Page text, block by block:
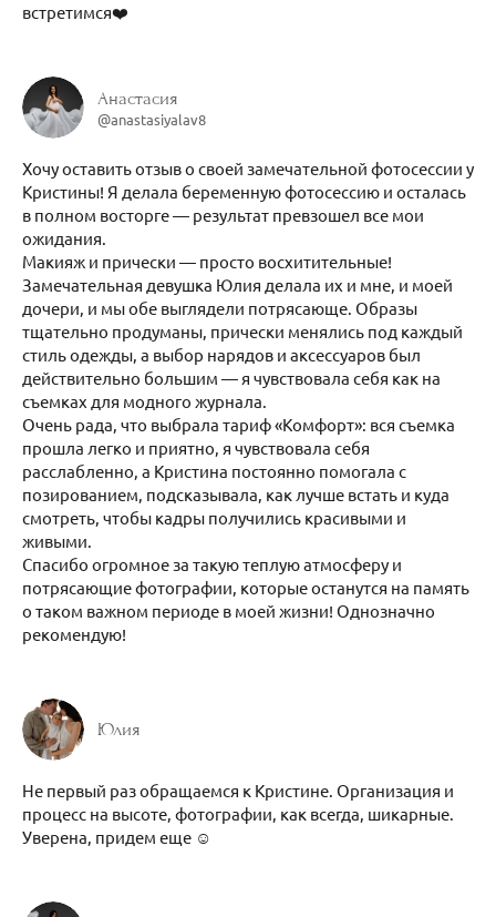
встретимся❤️
Анастасия
@anastasiyalav8
Хочу оставить отзыв о своей замечательной фотосессии у
Кристины! Я делала беременную фотосессию и осталась
в полном восторге — результат превзошел все мои
ожидания.
Макияж и прически — просто восхитительные!
Замечательная девушка Юлия делала их и мне, и моей
дочери, и мы обе выглядели потрясающе. Образы
тщательно продуманы, прически менялись под каждый
стиль одежды, а выбор нарядов и аксессуаров был
действительно большим — я чувствовала себя как на
съемках для модного журнала.
Очень рада, что выбрала тариф «Комфорт»: вся съемка
прошла легко и приятно, я чувствовала себя
расслабленно, а Кристина постоянно помогала с
позированием, подсказывала, как лучше встать и куда
смотреть, чтобы кадры получились красивыми и
живыми.
Спасибо огромное за такую теплую атмосферу и
потрясающие фотографии, которые останутся на память
о таком важном периоде в моей жизни! Однозначно
рекомендую!
Юлия
Не первый раз обращаемся к Кристине. Организация и
процесс на высоте, фотографии, как всегда, шикарные.
Уверена, придем еще ☺️